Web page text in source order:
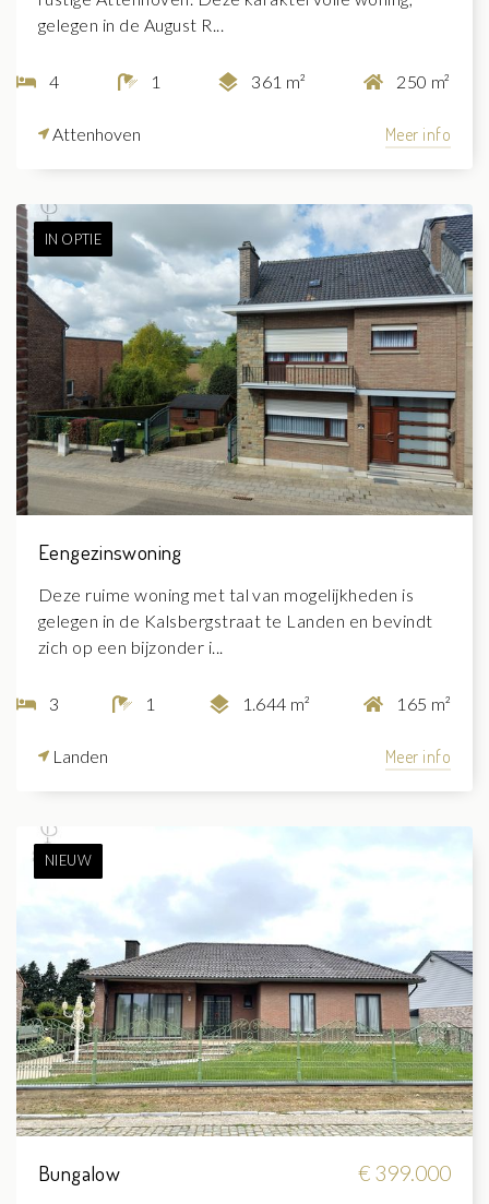
gelegen in de August R...
4 1 361 m² 250 m²
Attenhoven Meer info
IN OPTIE
Eengezinswoning
Deze ruime woning met tal van mogelijkheden is
gelegen in de Kalsbergstraat te Landen en bevindt
zich op een bijzonder i...
3 1 1.644 m² 165 m²
Landen Meer info
NIEUW
Bungalow € 399.000